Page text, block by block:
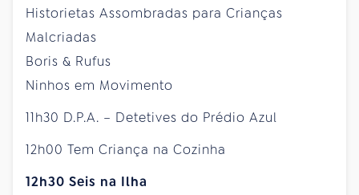
Historietas Assombradas para Crianças
Malcriadas
Boris & Rufus
Ninhos em Movimento
11h30 D.P.A. – Detetives do Prédio Azul
12h00 Tem Criança na Cozinha
12h30 Seis na Ilha